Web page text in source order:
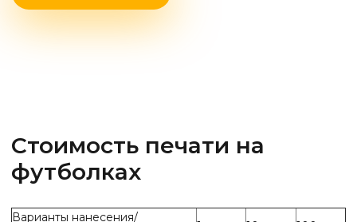
Стоимость печати на
футболках
Варианты нанесения/